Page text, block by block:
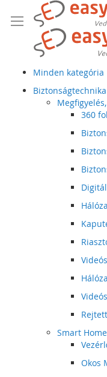
Minden kategória
Biztonságtechnika
360
Smart Home
Okos